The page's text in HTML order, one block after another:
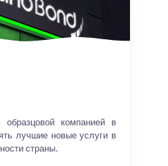
компанией в
лучшие новые услуги в
страны.